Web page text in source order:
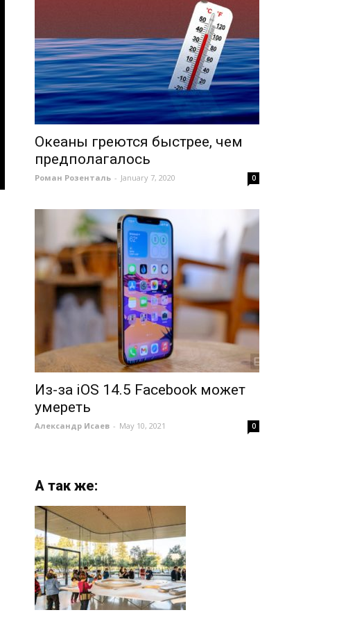
Океаны греются быстрее, чем
предполагалось
Роман Розенталь - January 7, 2020 0
Из-за iOS 14.5 Facebook может
умереть
Александр Исаев - May 10, 2021 0
А так же: